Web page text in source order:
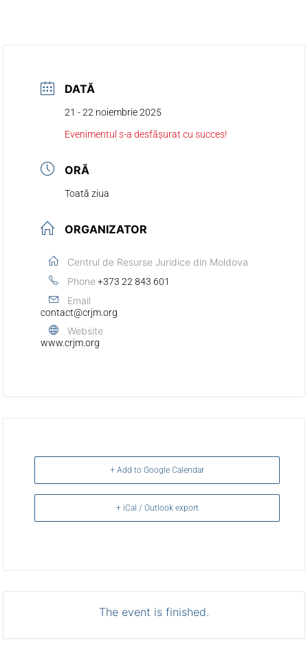
DATĂ
21 - 22 noiembrie 2025
Evenimentul s-a desfășurat cu succes!
ORĂ
Toată ziua
ORGANIZATOR
Centrul de Resurse Juridice din Moldova
Phone +373 22 843 601
Email
contact@crjm.org
Website
www.crjm.org
+ Add to Google Calendar
+ iCal / Outlook export
The event is finished.